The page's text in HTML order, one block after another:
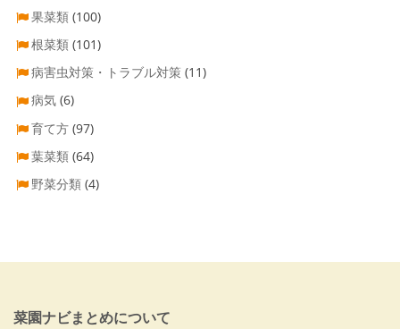
果菜類 (100)
根菜類 (101)
病害虫対策・トラブル対策 (11)
病気 (6)
育て方 (97)
葉菜類 (64)
野菜分類 (4)
菜園ナビまとめについて